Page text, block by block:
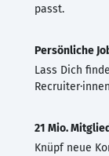
passt.
Persönliche
Lass Dich
21 Mio.
Knüpf neue